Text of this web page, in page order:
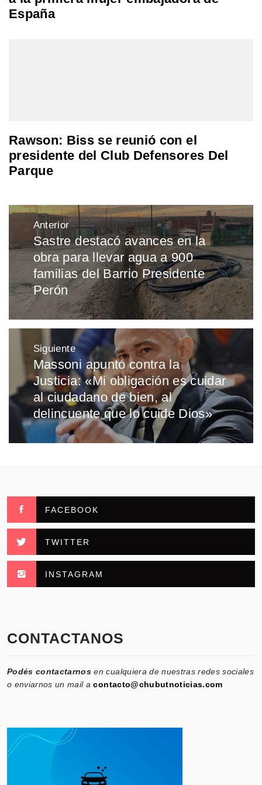
España
Rawson: Biss se reunió con el
presidente del Club Defensores Del
Parque
Navegación
entradas
Anterior
Entrada
anterior:
Sastre destacó avances en la
obra para llevar agua a 900
familias del Barrio Presidente
Perón
Siguiente
Entrada
siguiente:
Massoni apuntó contra la
Justicia: «Mi obligación es cuidar
al ciudadano de bien, al
delincuente que lo cuide Dios»
FACEBOOK
TWITTER
INSTAGRAM
CONTACTANOS
Podés contactarnos en cualquiera de nuestras redes sociales
o enviarnos un mail acontacto@chubutnoticias.com